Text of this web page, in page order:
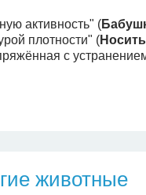
активность" (
плотности" (
с
животные